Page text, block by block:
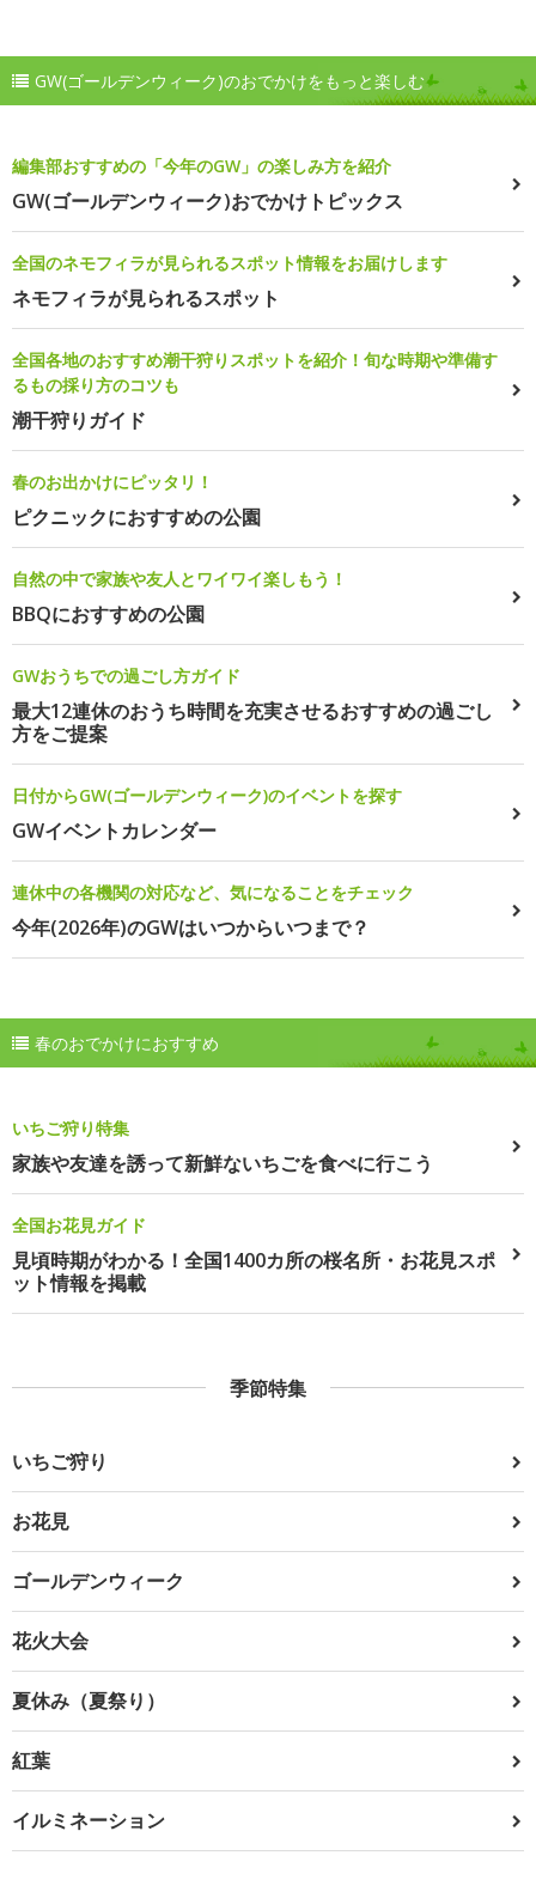
GW(ゴールデンウィーク)のおでかけをもっと楽しむ
編集部おすすめの「今年のGW」の楽しみ方を紹介
GW(ゴールデンウィーク)おでかけトピックス
全国のネモフィラが見られるスポット情報をお届けします
ネモフィラが見られるスポット
全国各地のおすすめ潮干狩りスポットを紹介！旬な時期や準備す
るもの採り方のコツも
潮干狩りガイド
春のお出かけにピッタリ！
ピクニックにおすすめの公園
自然の中で家族や友人とワイワイ楽しもう！
BBQにおすすめの公園
GWおうちでの過ごし方ガイド
最大12連休のおうち時間を充実させるおすすめの過ごし
方をご提案
日付からGW(ゴールデンウィーク)のイベントを探す
GWイベントカレンダー
連休中の各機関の対応など、気になることをチェック
今年(2026年)のGWはいつからいつまで？
春のおでかけにおすすめ
いちご狩り特集
家族や友達を誘って新鮮ないちごを食べに行こう
全国お花見ガイド
見頃時期がわかる！全国1400カ所の桜名所・お花見スポ
ット情報を掲載
季節特集
いちご狩り
お花見
ゴールデンウィーク
花火大会
夏休み（夏祭り）
紅葉
イルミネーション